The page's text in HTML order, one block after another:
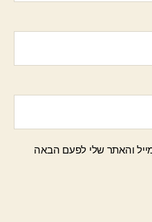
והאתר שלי לפעם הבאה